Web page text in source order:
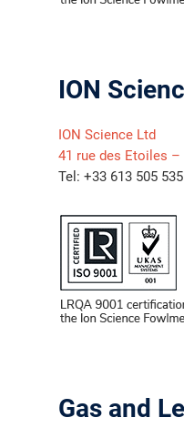
ION
ION Science Ltd
41 rue des Etoiles
Tel: +33 613 505 535
Gas and